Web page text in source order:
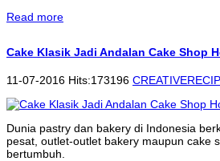
Read more
Cake Klasik Jadi Andalan Cake Shop
11-07-2016 Hits:173196
Dunia pastry dan bakery di Indonesia
pesat, outlet-outlet bakery maupun cake
bertumbuh.